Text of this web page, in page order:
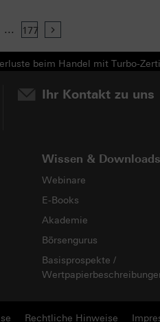
... 177
beim Handel mit Turbo-
Ihr Kontakt zu uns
Wissen & Downloads
Webinare
E-Books
Akademie
Börsengurus
Basisprospekte /
Rechtliche Hinweise